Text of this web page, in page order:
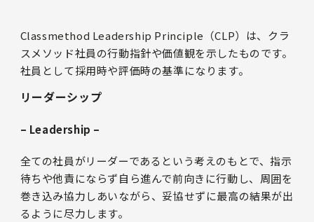
Classmethod Leadership Principle（CLP）は、クラ
スメソッド社員の行動指針や価値観を示したものです。
社員として採用時や評価時の基準になります。
リーダーシップ
– Leadership –
全ての社員がリーダーであるという考えのもとで、指示
待ちや他責にならず自ら進んで前向きに行動し、周囲を
巻き込み協力しあいながら、妥協せずに最高の結果が出
るように尽力します。